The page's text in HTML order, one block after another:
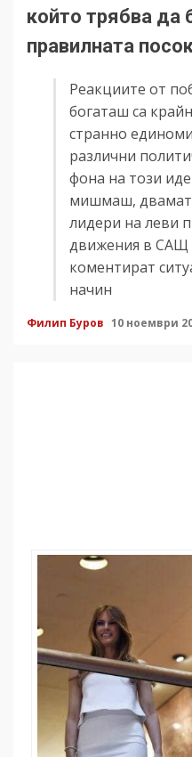
който трябва да
правилната
Реакциите от
богаташ са
странно
различни
фона на този
мишмаш,
лидери на леви
движения в САЩ
коментират
начин
Филип Буров 10 ноември